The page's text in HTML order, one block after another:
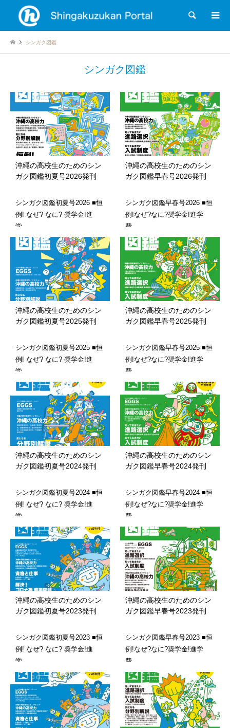
検索
シンガク図鑑
シンガク図鑑
沖縄の高校生のためのシン
ガク図鑑初夏号2026発刊
シンガク図鑑初夏号2026 ■恒
例! なぜ? なに? 奨学金!進
学…
沖縄の高校生のためのシン
ガク図鑑早春号2026発刊
シンガク図鑑早春号2026 ■恒
例!なぜ?なに?奨学金!進学
費…
沖縄の高校生のためのシン
ガク図鑑初夏号2025発刊
シンガク図鑑初夏号2025 ■恒
例! なぜ? なに? 奨学金!進
学…
沖縄の高校生のためのシン
ガク図鑑早春号2025発刊
シンガク図鑑早春号2025 ■恒
例!なぜ?なに?奨学金!進学
費…
沖縄の高校生のためのシン
ガク図鑑初夏号2024発刊
シンガク図鑑初夏号2024 ■恒
例! なぜ? なに? 奨学金!進
学…
沖縄の高校生のためのシン
ガク図鑑早春号2024発刊
シンガク図鑑早春号2024 ■恒
例!なぜ?なに?奨学金!進学
費…
沖縄の高校生のためのシン
ガク図鑑初夏号2023発刊
シンガク図鑑初夏号2023 ■恒
例! なぜ? なに? 奨学金!進
学…
沖縄の高校生のためのシン
ガク図鑑早春号2023発刊
シンガク図鑑早春号2023 ■恒
例!なぜ?なに?奨学金!進学
費…